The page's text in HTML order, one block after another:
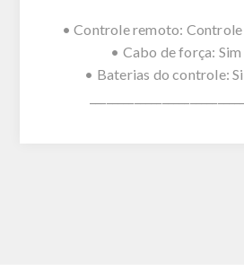
• Controle remoto:
• Cabo de força:
• Baterias do controle: